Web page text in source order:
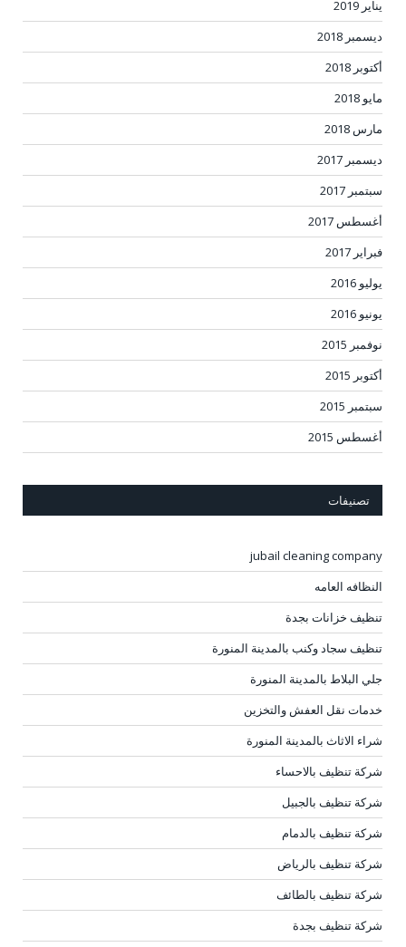
يناير 2019
ديسمبر 2018
أكتوبر 2018
مايو 2018
مارس 2018
ديسمبر 2017
سبتمبر 2017
أغسطس 2017
فبراير 2017
يوليو 2016
يونيو 2016
نوفمبر 2015
أكتوبر 2015
سبتمبر 2015
أغسطس 2015
تصنيفات
jubail cleaning company
النظافه العامه
تنظيف خزانات بجدة
تنظيف سجاد وكنب بالمدينة المنورة
جلي البلاط بالمدينة المنورة
خدمات نقل العفش والتخزين
شراء الاثاث بالمدينة المنورة
شركة تنظيف بالاحساء
شركة تنظيف بالجبيل
شركة تنظيف بالدمام
شركة تنظيف بالرياض
شركة تنظيف بالطائف
شركة تنظيف بجدة